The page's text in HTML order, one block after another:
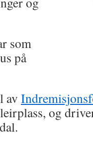
som
på
av
og